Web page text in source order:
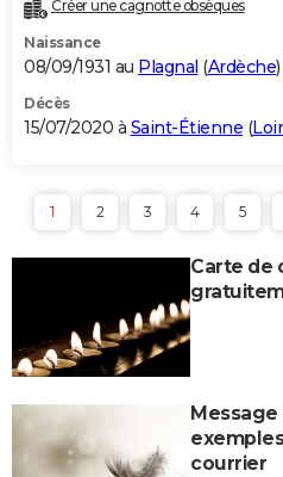
Créer une cagnotte obsèques
Naissance
08/09/1931 au Plagnal (Ardèche)
Décès
15/07/2020 à Saint-Étienne (
1 2 3 4 5
Carte de
Message
courrier